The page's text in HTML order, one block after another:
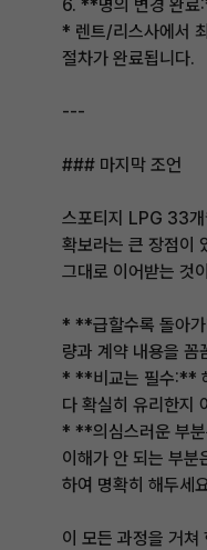
6. **명의 변경 완
* 렌트/리스사에서
절차가 완료됩니다.
---
### 마지막 조언
스포티지 LPG 33개
확보라는 큰 장점이
그대로 이어받는 것
* **급할수록 돌아
량과 계약 내용을 꼼
* **비교는 필수:**
다 확실히 유리한지
* **의심스러운 부
이해가 안 되는 부분
하여 명확히 해두세
이 모든 과정을 거쳐